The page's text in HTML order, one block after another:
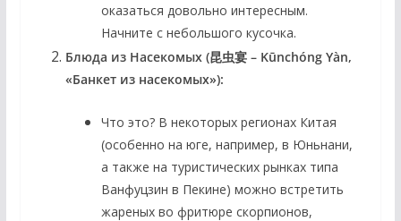
оказаться довольно интересным.
Начните с небольшого кусочка.
Блюда из Насекомых (昆虫宴 – Kūnchóng Yàn,
«Банкет из насекомых»):
Что это?В некоторых регионах Китая
(особенно на юге, например, в Юньнани,
а также на туристических рынках типа
Ванфуцзин в Пекине) можно встретить
жареных во фритюре скорпионов,